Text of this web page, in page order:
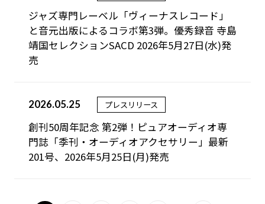
ジャズ専門レーベル「ヴィーナスレコード」
と音元出版によるコラボ第3弾。優秀録音 寺島
靖国セレクションSACD 2026年5月27日(水)発
売
2026.05.25 プレスリリース
創刊50周年記念 第2弾！ピュアオーディオ専
門誌「季刊・オーディオアクセサリー」最新
201号、2026年5月25日(月)発売